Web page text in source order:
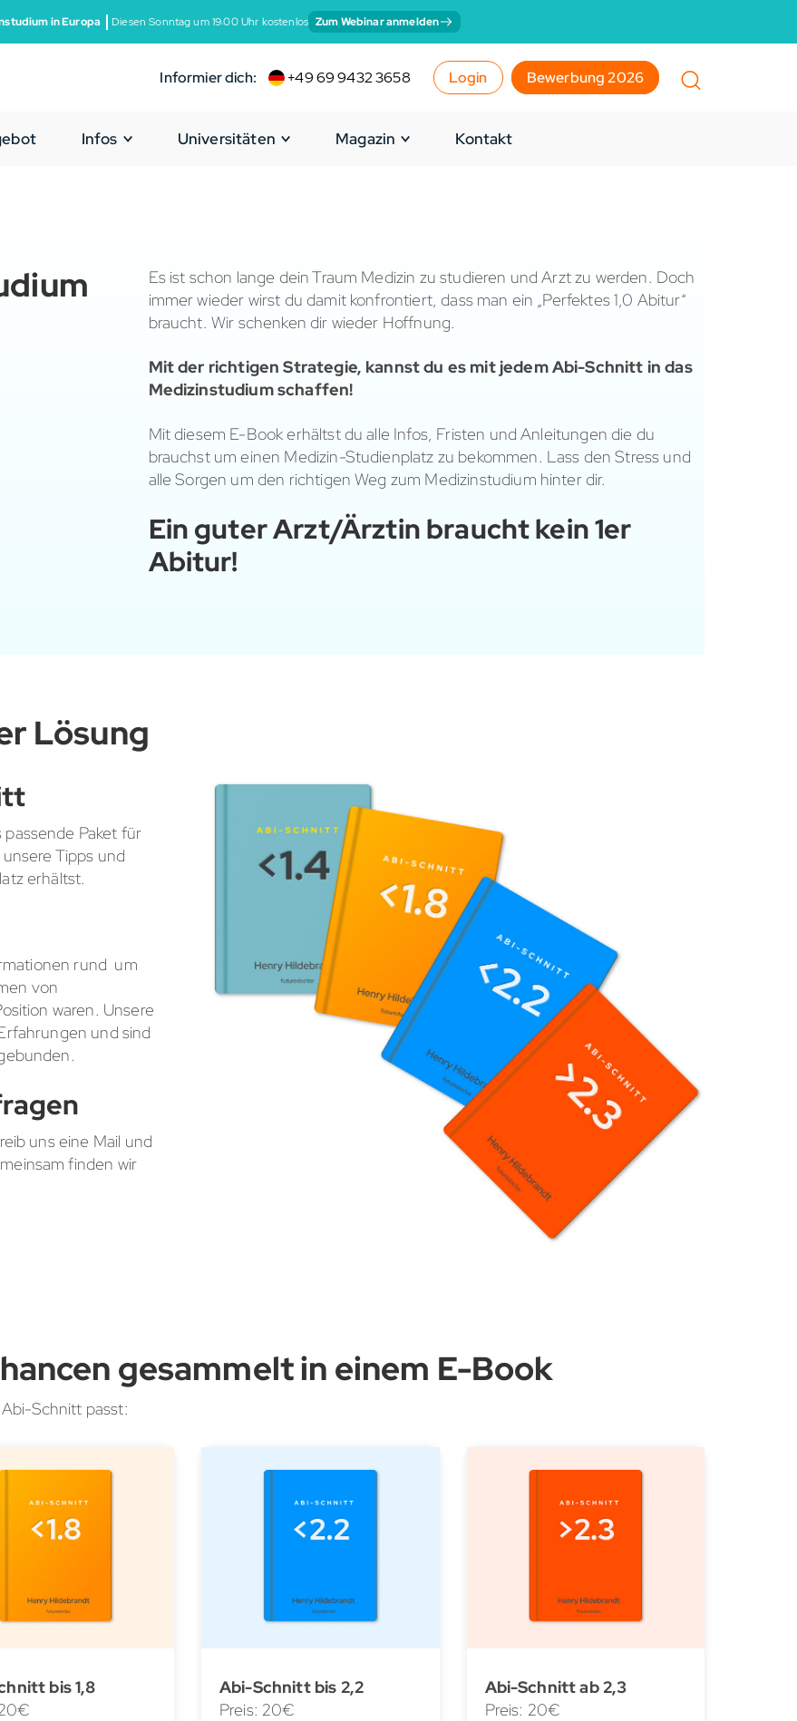
in Europa Diesen Sonntag um 19:00 Uhr kostenlos Zum Webinar anmelden
Informier dich: +49 69 9432 3658 Login Bewerbung 2026
Infos Universitäten Magazin Kontakt
Es ist schon lange dein Traum Medizin zu studieren und Arzt zu werden. Doch
immer wieder wirst du damit konfrontiert, dass man ein „Perfektes 1,0 Abitur“
braucht. Wir schenken dir wieder Hoffnung.
Mit der richtigen Strategie, kannst du es mit jedem Abi-Schnitt in das
Medizinstudium schaffen!
Mit diesem E-Book erhältst du alle Infos, Fristen und Anleitungen die du
brauchst um einen Medizin-Studienplatz zu bekommen. Lass den Stress und
alle Sorgen um den richtigen Weg zum Medizinstudium hinter dir.
Ein guter Arzt/Ärztin braucht kein 1er
Abitur!
Lösung
Paket für
Tipps und
erhältst.
rund um
von
waren. Unsere
und sind
uns eine Mail und
finden wir
gesammelt in einem E-Book
Schnitt passt:
bis 1,8
Abi-Schnitt bis 2,2
Preis: 20€
Abi-Schnitt ab 2,3
Preis: 20€